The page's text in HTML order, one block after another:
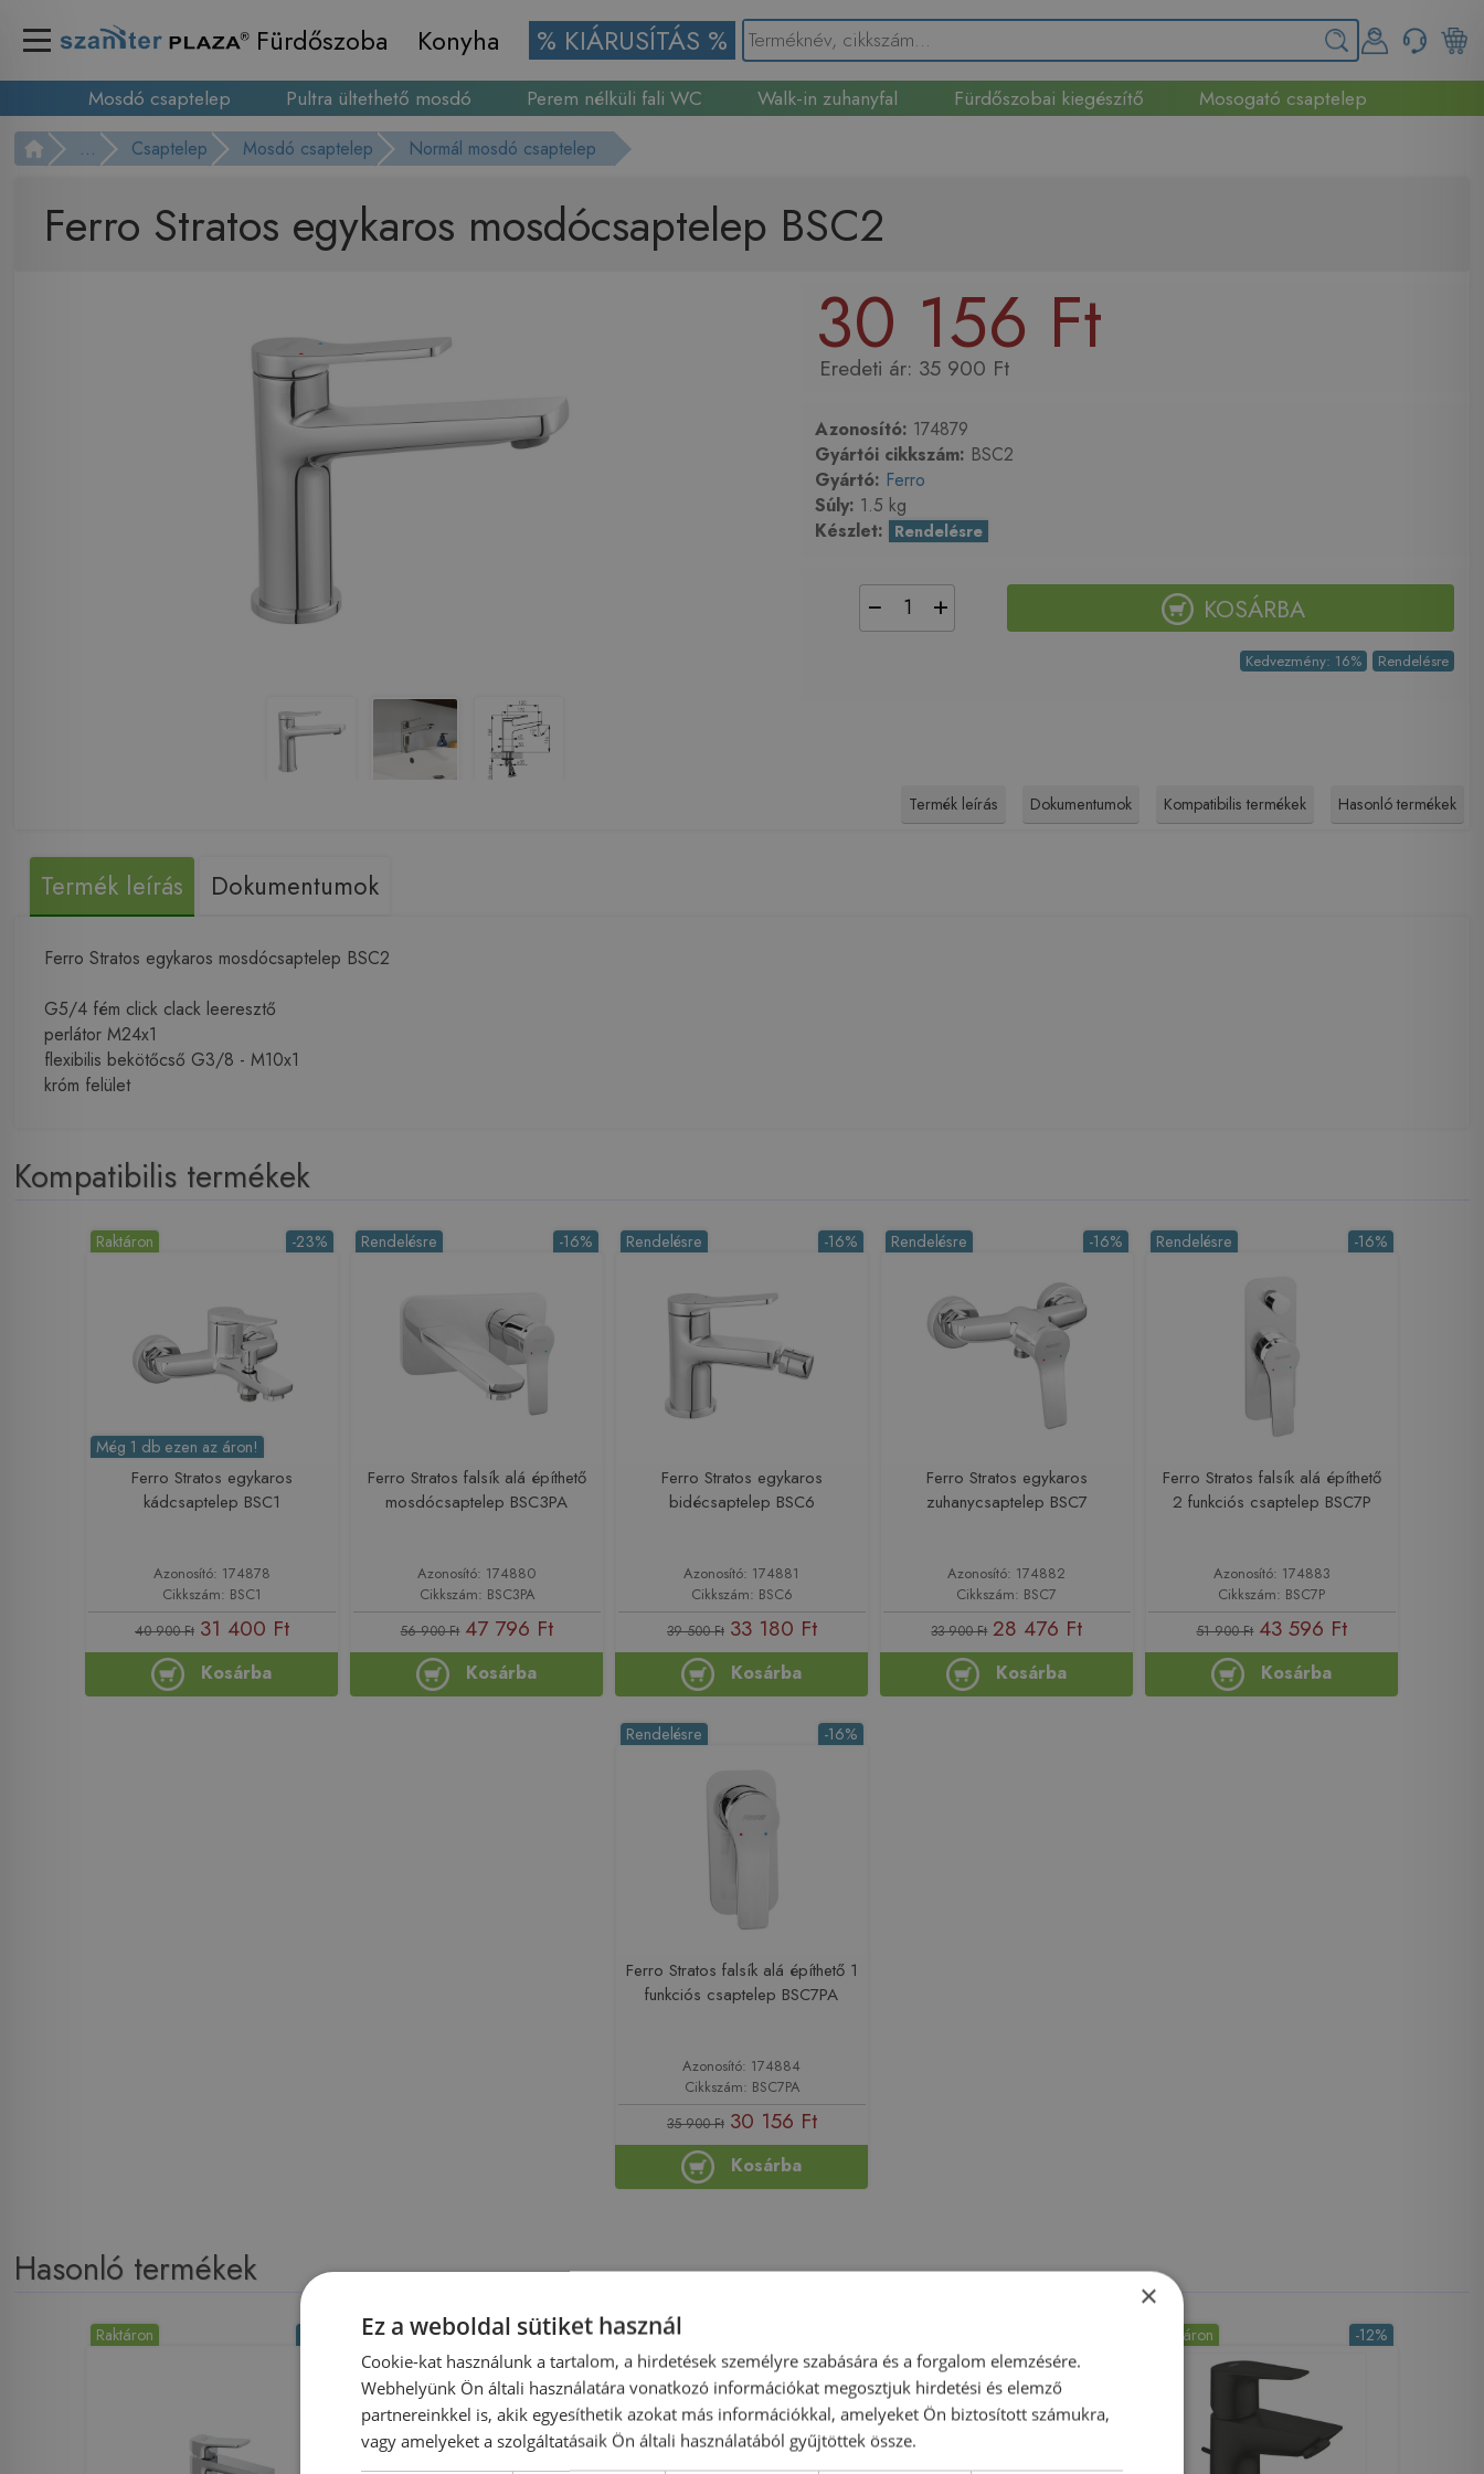
Fürdőszoba Konyha % KIÁRUSÍTÁS %
Mosdó csaptelep Pultra ültethető mosdó Perem nélküli fali WC Walk-in zuhanyfal Fürdőszobai kiegészítő
Mosogató csaptelep
... Csaptelep Mosdó csaptelep Normál mosdó csaptelep
Ferro Stratos egykaros mosdócsaptelep BSC2
30 156 Ft
35 900 Ft
Azonosító: 174879
Gyártói cikkszám: BSC2
Gyártó: Ferro
Súly: 1.5 kg
Készlet: Rendelésre
KOSÁRBA
− +
Kedvezmény: 16% Rendelésre
Termék leírás Dokumentumok Kompatibilis termékek Hasonló termékek
Termék leírás Dokumentumok
Ferro Stratos egykaros mosdócsaptelep BSC2
G5/4 fém click clack leeresztő
perlátor M24x1
flexibilis bekötőcső G3/8 - M10x1
króm felület
Kompatibilis termékek
-23%
Raktáron
Még 1 db ezen az áron!
Ferro Stratos egykaros
kádcsaptelep BSC1
Azonosító: 174878
Cikkszám: BSC1
40 900 Ft 31 400 Ft
Kosárba
-16%
Rendelésre
Ferro Stratos falsík alá építhető
mosdócsaptelep BSC3PA
Azonosító: 174880
Cikkszám: BSC3PA
56 900 Ft 47 796 Ft
Kosárba
-16%
Rendelésre
Ferro Stratos egykaros
bidécsaptelep BSC6
Azonosító: 174881
Cikkszám: BSC6
39 500 Ft 33 180 Ft
Kosárba
-16%
Rendelésre
Ferro Stratos egykaros
zuhanycsaptelep BSC7
Azonosító: 174882
Cikkszám: BSC7
33 900 Ft 28 476 Ft
Kosárba
-16%
Rendelésre
Ferro Stratos falsík alá építhető
2 funkciós csaptelep BSC7P
Azonosító: 174883
Cikkszám: BSC7P
51 900 Ft 43 596 Ft
Kosárba
-16%
Rendelésre
Ferro Stratos falsík alá építhető 1
funkciós csaptelep BSC7PA
Azonosító: 174884
Cikkszám: BSC7PA
35 900 Ft 30 156 Ft
Kosárba
Hasonló termékek
Raktáron Rendelésre Rendelésre -12%
Raktáron
×
Ez a weboldal sütiket használ
Cookie-kat használunk a tartalom, a hirdetések személyre szabására és a forgalom elemzésére.
Webhelyünk Ön általi használatára vonatkozó információkat megosztjuk hirdetési és elemző
partnereinkkel is, akik egyesíthetik azokat más információkkal, amelyeket Ön biztosított számukra,
vagy amelyeket a szolgáltatásaik Ön általi használatából gyűjtöttek össze.